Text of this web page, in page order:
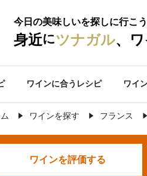
今日の美味しいを探しに行こう
身近にツナガル、
ワインに合うレシピ ワイ
ワインを探す フランス
ワインを評価する